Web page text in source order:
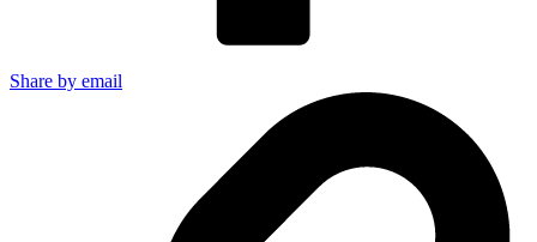
Share by email